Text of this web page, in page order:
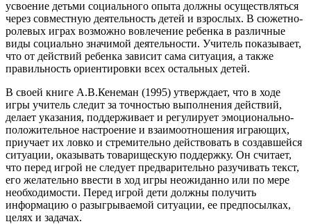
усвоение детьми социального опыта должны осуществляться
через совместную деятельность детей и взрослых. В сюжетно-
ролевых играх возможно вовлечение ребенка в различные
виды социально значимой деятельности. Учитель показывает,
что от действий ребенка зависит сама ситуация, а также
правильность ориентировки всех остальных детей.
В своей книге А.В.Кенеман (1995) утверждает, что в ходе
игры учитель следит за точностью выполнения действий,
делает указания, поддерживает и регулирует эмоционально-
положительное настроение и взаимоотношения играющих,
приучает их ловко и стремительно действовать в создавшейся
ситуации, оказывать товарищескую поддержку. Он считает,
что перед игрой не следует предварительно разучивать текст,
его желательно ввести в ход игры неожиданно или по мере
необходимости. Перед игрой дети должны получить
информацию о разыгрываемой ситуации, ее предпосылках,
целях и задачах.